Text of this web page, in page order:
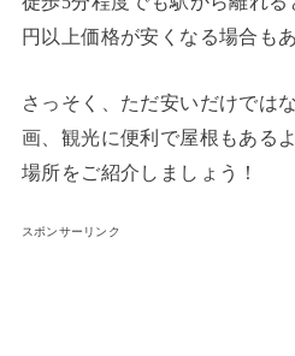
円以上価格が安くなる場合もあ
さっそく、ただ安いだけでは
画、観光に便利で屋根もある
場所をご紹介しましょう！
スポンサーリンク